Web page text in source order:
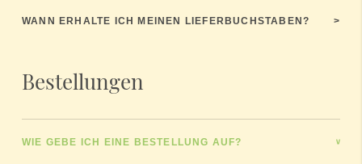
WANN ERHALTE ICH MEINEN LIEFERBUCHSTABEN? >
Bestellungen
WIE GEBE ICH EINE BESTELLUNG AUF? >